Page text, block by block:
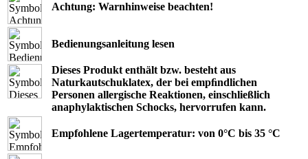
Achtung: Warnhinweise beachten!
Bedienungsanleitung lesen
Dieses Produkt enthält bzw. besteht aus
Naturkautschuklatex, der bei empﬁndlichen
Personen allergische Reaktionen, einschließlich
anaphylaktischen Schocks, hervorrufen kann.
Empfohlene Lagertemperatur: von 0°C bis 35 °C